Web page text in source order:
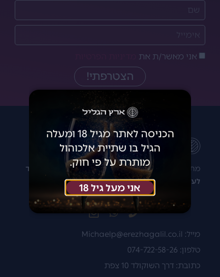
אני מאשר/ת את
הצטרפתי!
מתלבטים איזה יין לקנות? רוצים להתייעץ? נשמח מאוד
לעזור לכם!
מייל: Michaelp@erezhagalil.co.il
טלפון: 074-722-58-26
כתובת: דרך השוקולד 10 צפת
הכניסה לאתר מגיל 18 ומעלה
הגיל בו שתיית אלכוהול
מותרת על פי חוק.
אני מעל גיל 18